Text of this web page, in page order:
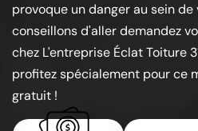
provoque un danger au sein
conseillons d'aller demandez
chez L'entreprise Éclat Toiture
profitez spécialement pour ce
gratuit !